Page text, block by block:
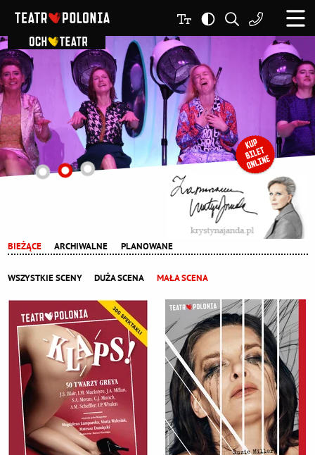
BIEŻĄCE ARCHIWALNE PLANOWANE
WSZYSTKIE SCENY DUŻA SCENA MAŁA SCENA